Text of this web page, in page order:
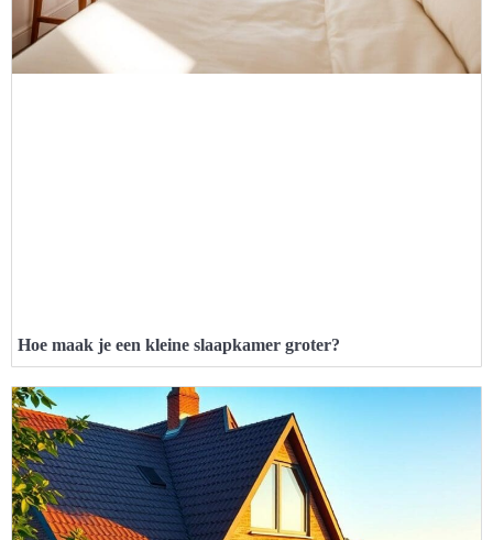
Hoe maak je een kleine slaapkamer groter?